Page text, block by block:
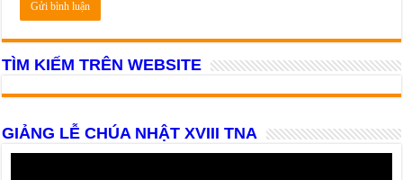
TÌM KIẾM TRÊN WEBSITE
GIẢNG LỄ CHÚA NHẬT XVIII TNA